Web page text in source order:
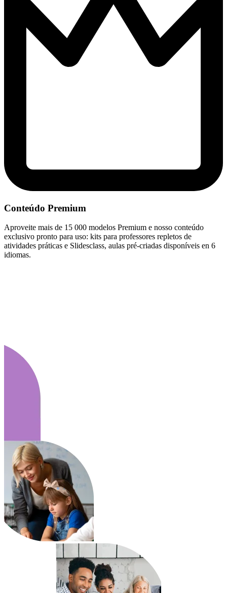
Conteúdo Premium
Aproveite mais de 15 000 modelos Premium e nosso conteúdo
exclusivo pronto para uso: kits para professores repletos de
atividades práticas e Slidesclass, aulas pré-criadas disponíveis en 6
idiomas.